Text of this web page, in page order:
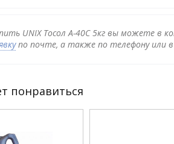
UNIX Тосол А-40C 5кг вы можете в
по почте, а также по телефону или в
понравиться